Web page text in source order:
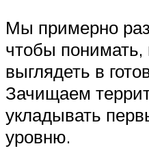
Мы примерно
чтобы понимать,
выглядеть в
Зачищаем
укладывать
уровню.